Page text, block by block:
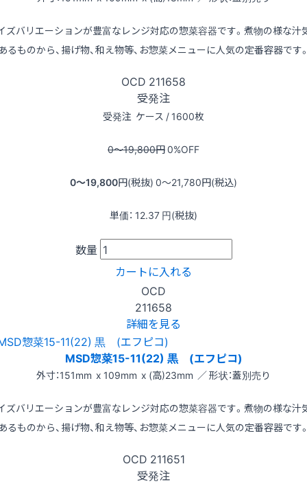
ズバリエーションが豊富なレンジ対応の惣菜容器です。煮物の様な汁
るものから、揚げ物、和え物等、お惣菜メニューに人気の定番容器です
OCD 211658
受発注
受発注 ケース / 1600枚
0〜19,800円0%OFF
0〜19,800円(税抜) 0〜21,780円(税込)
単価： 12.37 円(税抜)
数量
カートに入れる
OCD
211658
詳細を見る
MSD惣菜15-11(22) 黒 (エフピコ)
外寸：151mm x 109mm x (高)23mm ／ 形状：蓋別売り
ズバリエーションが豊富なレンジ対応の惣菜容器です。煮物の様な汁
るものから、揚げ物、和え物等、お惣菜メニューに人気の定番容器です
OCD 211651
受発注